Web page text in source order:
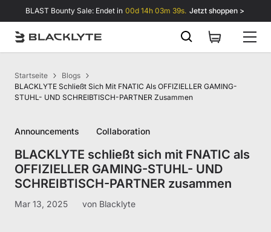
Zum Inhalt springen
BLAST Bounty Sale: Endet in 00d 14h 03m 39s. Jetzt shoppen >
Startseite
Blogs
BLACKLYTE Schließt Sich Mit FNATIC Als OFFIZIELLER GAMING-
STUHL- UND SCHREIBTISCH-PARTNER Zusammen
Announcements Collaboration
BLACKLYTE schließt sich mit FNATIC als
OFFIZIELLER GAMING-STUHL- UND
SCHREIBTISCH-PARTNER zusammen
Mar 13, 2025 von Blacklyte